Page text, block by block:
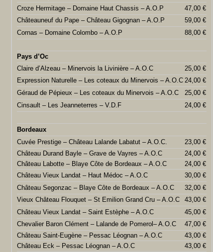
Croze Hermitage – Domaine Haut Chassis – A.O.P
47,00 €
Châteauneuf du Pape – Château Gigognan – A.O.P
59,00 €
Cornas – Domaine Colombo – A.O.P
88,00 €
Pays d’Oc
Claire d’Alzeau – Minervois la Livinière – A.O.C
25,00 €
Expression Naturelle – Les coteaux du Minervois – A.O.C 24,00 €
Géraud de Pépieux – Les coteaux du Minervois – A.O.C
25,00 €
Cinsault – Les Jeanneterres – V.D.F
24,00 €
Bordeaux
Cuvée Prestige – Château Lalande Labatut – A.O.C.
23,00 €
Château Durand Bayle – Grave de Vayres – A.O.C
24,00 €
Château Labotte – Blaye Côte de Bordeaux – A.O.C
24,00 €
Château Vieux Landat – Haut Médoc – A.O.C
30,00 €
Château Segonzac – Blaye Côte de Bordeaux – A.O.C
32,00 €
Vieux Château Flouquet – St Emilion Grand Cru – A.O.C
43,00 €
Château Vieux Landat – Saint Estèphe – A.O.C
45,00 €
Chevalier Baron Clément – Lalande de Pomerol– A.O.C
47,00 €
Château Saint-Eugène – Pessac Léognan – A.O.C
43,00 €
Château Eck – Pessac Léognan – A.O.C
43,00 €